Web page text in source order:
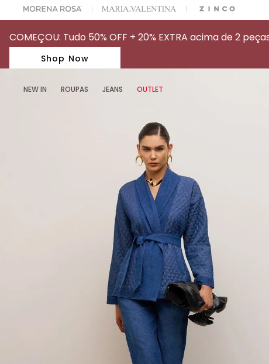
ESCOLHER SEU LOOK? FALE COM NOSSA PERSONAL SHOPPER.
COMEÇOU: Tudo 50% OFF + 20% EXTRA acima de 2
Shop Now
NEW IN ROUPAS JEANS OUTLET